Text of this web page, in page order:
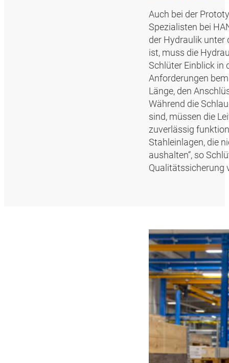
Auch bei der
Spezialisten bei
der Hydraulik unter
ist, muss die
Schlüter Einblick in
Anforderungen
Länge, den
Während die
sind, müssen die
zuverlässig
Stahleinlagen, die
aushalten“, so
Qualitätssicherung